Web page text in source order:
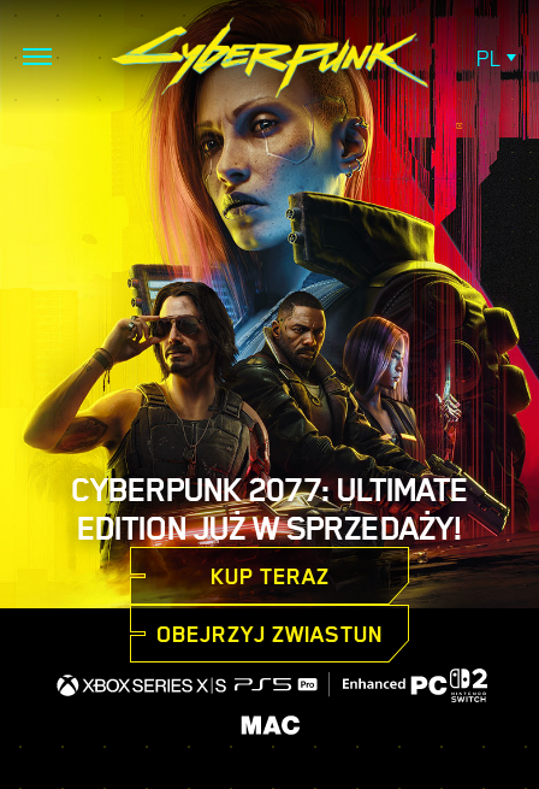
PL
CYBERPUNK 2077: ULTIMATE
EDITION JUŻ W SPRZEDAŻY!
KUP TERAZ
OBEJRZYJ ZWIASTUN